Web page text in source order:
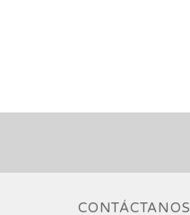
CONTÁCTANOS